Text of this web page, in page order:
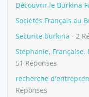
Découvrir le Burkina
Sociétés Français au
Securite burkina - 2
Stéphanie,
51 Réponses
recherche
Réponses